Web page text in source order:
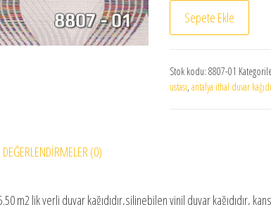
Royal Port duvar
Sepete Ekle
Stok kodu: 8807-01
ustası, antalya ithal duvar kağıdı
DEĞERLENDIRMELER (0)
m2 lik yerli duvar kağıdıdır,silinebilen vinil duvar kağıdıdır,